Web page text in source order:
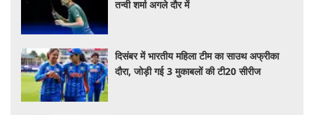
तन्वी शर्मा अगले दौर में
दिसंबर में भारतीय महिला टीम का साउथ अफ्रीका
दौरा, जोड़ी गई 3 मुकाबलों की टी20 सीरीज